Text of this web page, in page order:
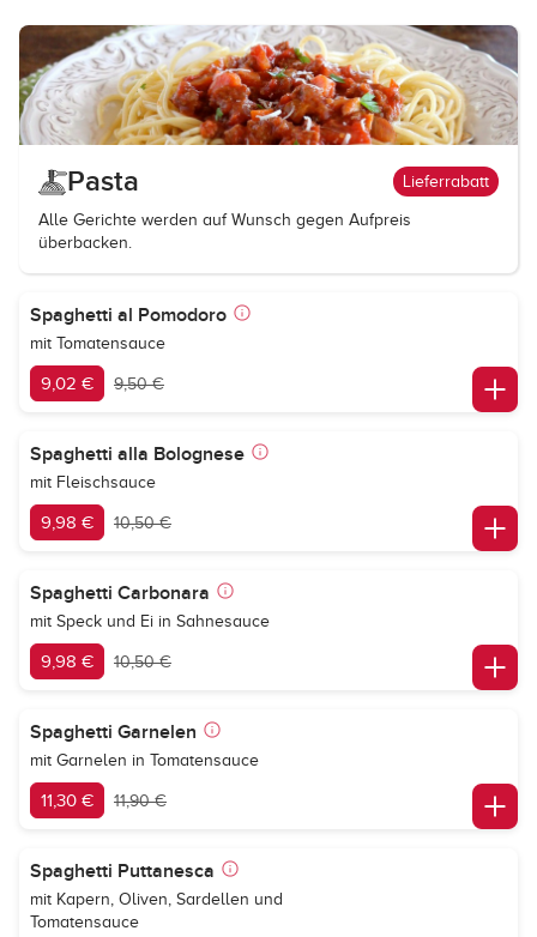
Pasta Lieferrabatt
Alle Gerichte werden auf Wunsch gegen Aufpreis
überbacken.
Spaghetti al Pomodoro
mit Tomatensauce
9,02 € 9,50 €
Spaghetti alla Bolognese
mit Fleischsauce
9,98 € 10,50 €
Spaghetti Carbonara
mit Speck und Ei in Sahnesauce
9,98 € 10,50 €
Spaghetti Garnelen
mit Garnelen in Tomatensauce
11,30 € 11,90 €
Spaghetti Puttanesca
mit Kapern, Oliven, Sardellen und
Tomatensauce